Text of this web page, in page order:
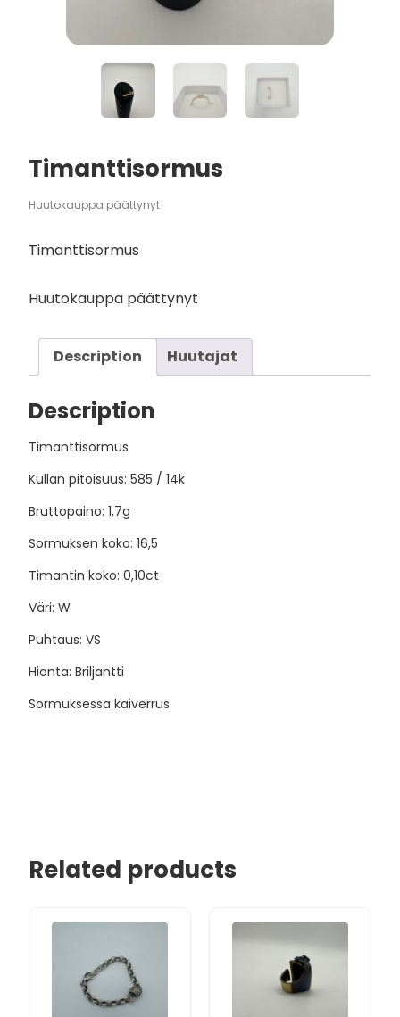
Timanttisormus
Huutokauppa päättynyt
Timanttisormus
Huutokauppa päättynyt
Description Huutajat
Description
Timanttisormus
Kullan pitoisuus: 585 / 14k
Bruttopaino: 1,7g
Sormuksen koko: 16,5
Timantin koko: 0,10ct
Väri: W
Puhtaus: VS
Hionta: Briljantti
Sormuksessa kaiverrus
Related products